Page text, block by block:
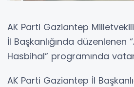
AK Parti Gaziantep
İl Başkanlığında düzenlenen
Hasbihal” programında
AK Parti Gaziantep İl